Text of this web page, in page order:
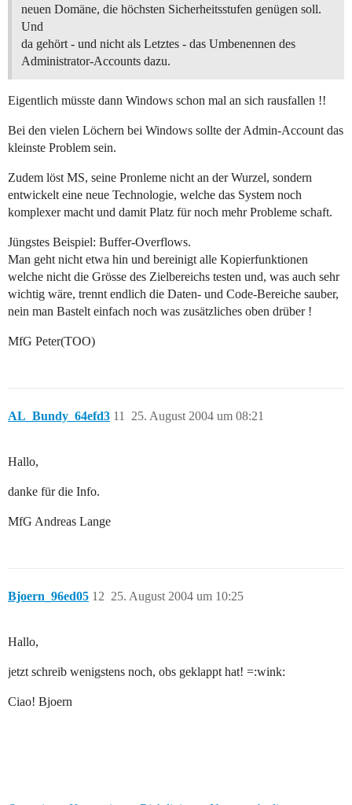
neuen Domäne, die höchsten Sicherheitsstufen genügen soll.
Und
da gehört - und nicht als Letztes - das Umbenennen des
Administrator-Accounts dazu.
Eigentlich müsste dann Windows schon mal an sich rausfallen !!
Bei den vielen Löchern bei Windows sollte der Admin-Account das
kleinste Problem sein.
Zudem löst MS, seine Pronleme nicht an der Wurzel, sondern
entwickelt eine neue Technologie, welche das System noch
komplexer macht und damit Platz für noch mehr Probleme schaft.
Jüngstes Beispiel: Buffer-Overflows.
Man geht nicht etwa hin und bereinigt alle Kopierfunktionen
welche nicht die Grösse des Zielbereichs testen und, was auch sehr
wichtig wäre, trennt endlich die Daten- und Code-Bereiche sauber,
nein man Bastelt einfach noch was zusätzliches oben drüber !
MfG Peter(TOO)
AL_Bundy_64efd3 25. August 2004 um 08:21
11
Hallo,
danke für die Info.
MfG Andreas Lange
Bjoern_96ed05 25. August 2004 um 10:25
12
Hallo,
jetzt schreib wenigstens noch, obs geklappt hat! =:wink:
Ciao! Bjoern